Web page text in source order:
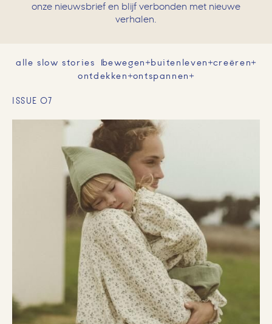
onze nieuwsbrief en blijf verbonden met nieuwe
verhalen.
alle slow stories bewegen buitenleven creëren
ontdekken ontspannen
ISSUE 07